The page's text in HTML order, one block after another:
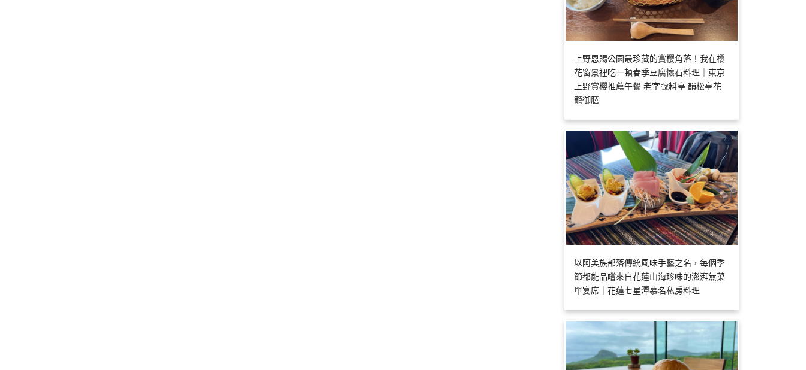
上野恩賜公園最珍藏的賞櫻角落！我在櫻
花窗景裡吃一頓春季豆腐懷石料理｜東京
上野賞櫻推薦午餐 老字號料亭 韻松亭花
籠御膳
以阿美族部落傳統風味手藝之名，每個季
節都能品嚐來自花蓮山海珍味的澎湃無菜
單宴席｜花蓮七星潭慕名私房料理